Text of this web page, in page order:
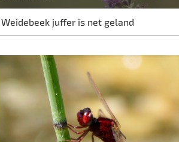
Weidebeek juffer is net geland